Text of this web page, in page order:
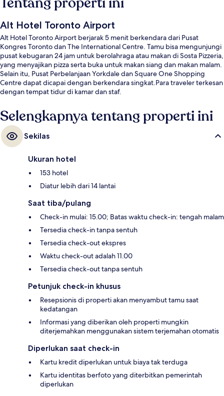
Alt Hotel Toronto Airport
Alt Hotel Toronto Airport berjarak 5 menit berkendara dari Pusat
Kongres Toronto dan The International Centre. Tamu bisa mengunjungi
pusat kebugaran 24 jam untuk berolahraga atau makan di Sosta Pizzeria,
yang menyajikan pizza serta buka untuk makan siang dan makan malam.
Selain itu, Pusat Perbelanjaan Yorkdale dan Square One Shopping
Centre dapat dicapai dengan berkendara singkat.Para traveler terkesan
dengan tempat tidur di kamar dan staf.
Selengkapnya tentang properti ini
Sekilas
Ukuran hotel
153 hotel
Diatur lebih dari 14 lantai
Saat tiba/pulang
Check-in mulai: 15.00; Batas waktu check-in: tengah malam
Tersedia check-in tanpa sentuh
Tersedia check-out ekspres
Waktu check-out adalah 11.00
Tersedia check-out tanpa sentuh
Petunjuk check-in khusus
Resepsionis di properti akan menyambut tamu saat
kedatangan
Informasi yang diberikan oleh properti mungkin
diterjemahkan menggunakan sistem terjemahan otomatis
Diperlukan saat check-in
Kartu kredit diperlukan untuk biaya tak terduga
Kartu identitas berfoto yang diterbitkan pemerintah
diperlukan